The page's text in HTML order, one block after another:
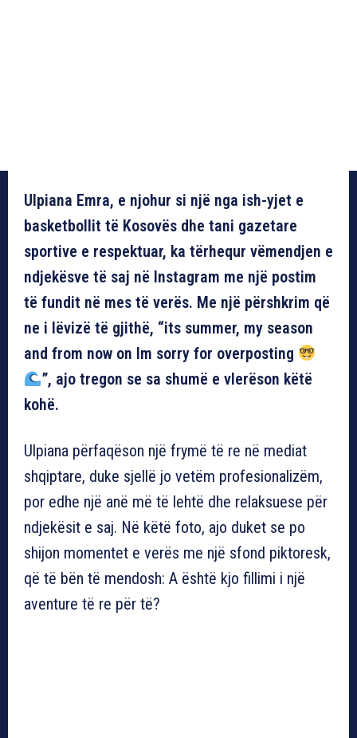
Ulpiana Emra, e njohur si një nga ish-yjet e
basketbollit të Kosovës dhe tani gazetare
sportive e respektuar, ka tërhequr vëmendjen e
ndjekësve të saj në Instagram me një postim
të fundit në mes të verës. Me një përshkrim që
ne i lëvizë të gjithë, “its summer, my season
and from now on Im sorry for overposting
”, ajo tregon se sa shumë e vlerëson këtë
kohë.
Ulpiana përfaqëson një frymë të re në mediat
shqiptare, duke sjellë jo vetëm profesionalizëm,
por edhe një anë më të lehtë dhe relaksuese për
ndjekësit e saj. Në këtë foto, ajo duket se po
shijon momentet e verës me një sfond piktoresk,
që të bën të mendosh: A është kjo fillimi i një
aventure të re për të?